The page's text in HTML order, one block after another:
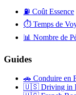
⛽ Coût Essence
⏱️ Temps de
📊 Nombre de
Guides
🚗 Conduire en
🇺🇸 Driving in